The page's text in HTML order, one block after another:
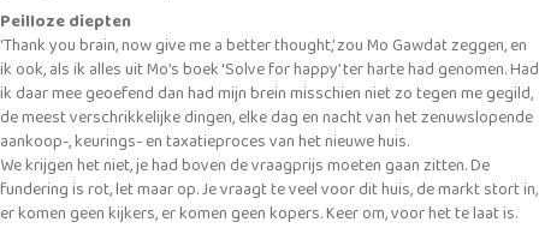
Peilloze diepten
‘Thank you brain, now give me a better thought,’ zou Mo Gawdat zeggen, en
ik ook, als ik alles uit Mo’s boek ‘Solve for happy’ ter harte had genomen. Had
ik daar mee geoefend dan had mijn brein misschien niet zo tegen me gegild,
de meest verschrikkelijke dingen, elke dag en nacht van het zenuwslopende
aankoop-, keurings- en taxatieproces van het nieuwe huis.
We krijgen het niet, je had boven de vraagprijs moeten gaan zitten. De
fundering is rot, let maar op. Je vraagt te veel voor dit huis, de markt stort in,
er komen geen kijkers, er komen geen kopers. Keer om, voor het te laat is.